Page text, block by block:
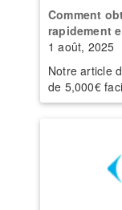
Comment
rapidement
1 août, 2025
Notre article
de 5,000€